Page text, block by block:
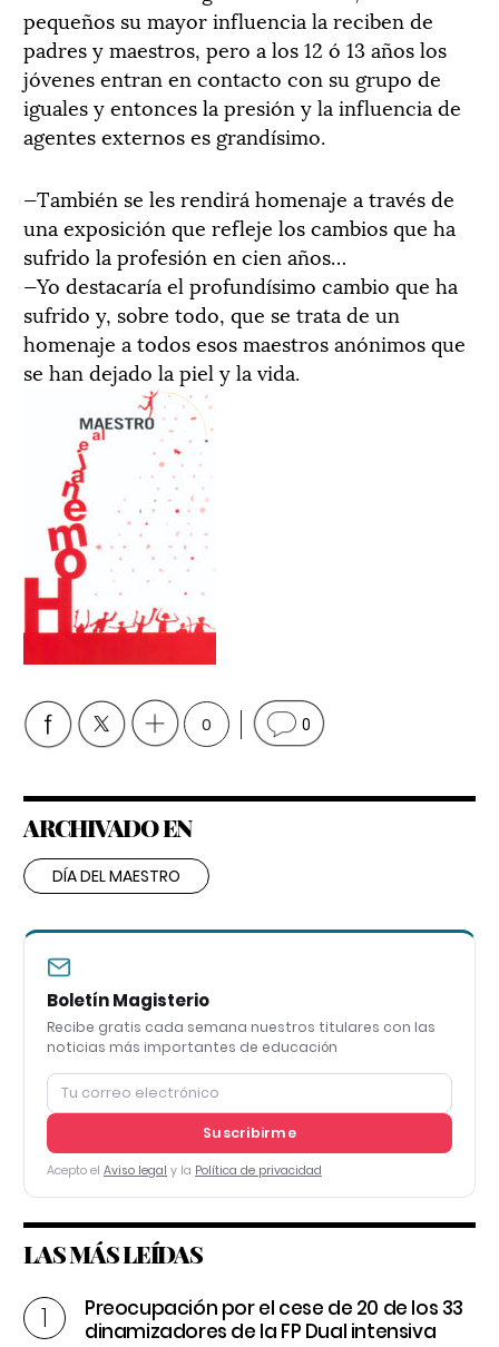
pequeños su mayor influencia la reciben de
padres y maestros, pero a los 12 ó 13 años los
jóvenes entran en contacto con su grupo de
iguales y entonces la presión y la influencia de
agentes externos es grandísimo.
—También se les rendirá homenaje a través de
una exposición que refleje los cambios que ha
sufrido la profesión en cien años…
—Yo destacaría el profundísimo cambio que ha
sufrido y, sobre todo, que se trata de un
homenaje a todos esos maestros anónimos que
se han dejado la piel y la vida.
0 0
ARCHIVADO EN
DÍA DEL MAESTRO
Boletín Magisterio
Recibe gratis cada semana nuestros titulares con las
noticias más importantes de educación
Suscribirme
Acepto el Aviso legal y la Política de privacidad
LAS MÁS LEÍDAS
Preocupación por el cese de 20 de los 33
dinamizadores de la FP Dual intensiva